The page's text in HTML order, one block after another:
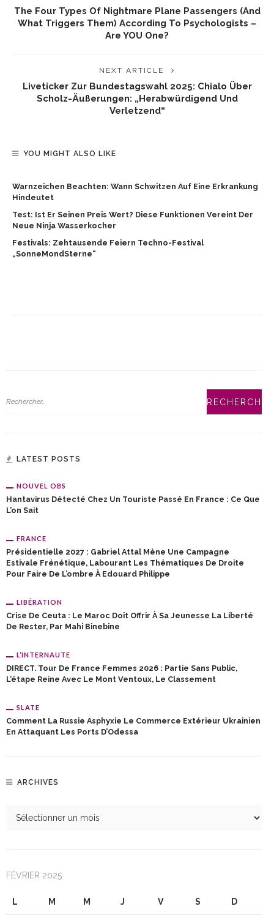
The Four Types Of Nightmare Plane Passengers (and
What Triggers Them) According To Psychologists –
Are YOU One?
NEXT ARTICLE
Liveticker Zur Bundestagswahl 2025: Chialo Über
Scholz-Äußerungen: „Herabwürdigend Und
Verletzend“
YOU MIGHT ALSO LIKE
Warnzeichen Beachten: Wann Schwitzen Auf Eine Erkrankung
Hindeutet
Test: Ist Er Seinen Preis Wert? Diese Funktionen Vereint Der
Neue Ninja Wasserkocher
Festivals: Zehtausende Feiern Techno-Festival
„SonneMondSterne“
LATEST POSTS
NOUVEL OBS
Hantavirus Détecté Chez Un Touriste Passé En France : Ce Que
L’on Sait
FRANCE
Présidentielle 2027 : Gabriel Attal Mène Une Campagne
Estivale Frénétique, Labourant Les Thématiques De Droite
Pour Faire De L’ombre À Edouard Philippe
LIBÉRATION
Crise De Ceuta : Le Maroc Doit Offrir À Sa Jeunesse La Liberté
De Rester, Par Mahi Binebine
L’INTERNAUTE
DIRECT. Tour De France Femmes 2026 : Partie Sans Public,
L’étape Reine Avec Le Mont Ventoux, Le Classement
SLATE
Comment La Russie Asphyxie Le Commerce Extérieur Ukrainien
En Attaquant Les Ports D’Odessa
ARCHIVES
FÉVRIER 2025
L M M J V S D